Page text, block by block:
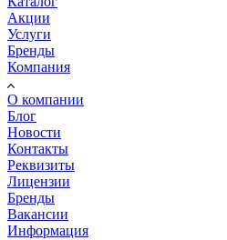
Акции
Услуги
Бренды
Компания
О компании
Блог
Новости
Контакты
Реквизиты
Лицензии
Бренды
Вакансии
Информация